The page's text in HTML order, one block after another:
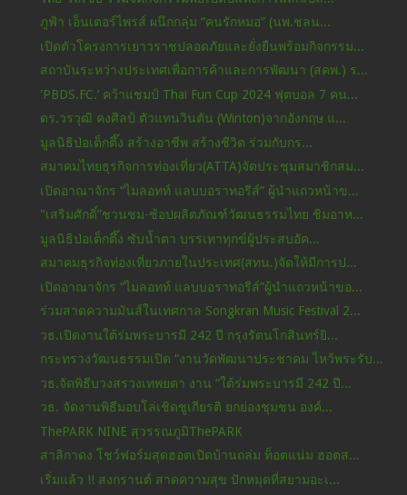
ภูฟ้า เอ็นเตอร์ไพรส์ ผนึกกลุ่ม “คนรักหมอ” (นพ.ชลน...
เปิดตัวโครงการเยาวราชปลอดภัยและยั่งยืนพร้อมกิจกรรม...
สถาบันระหว่างประเทศเพื่อการค้าและการพัฒนา (สคพ.) ร...
'PBDS.FC.’ คว้าแชมป์ Thai Fun Cup 2024 ฟุตบอล 7 คน...
ดร.วรวุฒิ คงศิลป์ ตัวแทนวินตัน (Winton)จากอังกฤษ แ...
มูลนิธิป่อเต็กตึ๊ง สร้างอาชีพ สร้างชีวิต ร่วมกับกร...
สมาคมไทยธุรกิจการท่องเที่ยว(ATTA)จัดประชุมสมาชิกสม...
เปิดอาณาจักร “ไมลอทท์ แลบบอราทอรีส์” ผู้นำแถวหน้าข...
"เสริมศักดิ์”ชวนชม-ช้อปผลิตภัณฑ์วัฒนธรรมไทย ชิมอาห...
มูลนิธิป่อเต็กตึ๊ง ซับน้ำตา บรรเทาทุกข์ผู้ประสบอัค...
สมาคมธุรกิจท่องเที่ยวภายในประเทศ(สทน.)จัดให้มีการป...
เปิดอาณาจักร “ไมลอทท์ แลบบอราทอรีส์”ผู้นำแถวหน้าขอ...
ร่วมสาดความมันส์ในเทศกาล Songkran Music Festival 2...
วธ.เปิดงานใต้ร่มพระบารมี 242 ปี กรุงรัตนโกสินทร์ยิ...
กระทรวงวัฒนธรรมเปิด “งานวัดพัฒนาประชาคม ไหว้พระรับ...
วธ.จัดพิธีบวงสรวงเทพยดา งาน “ใต้ร่มพระบารมี 242 ปี...
วธ. จัดงานพิธีมอบโล่เชิดชูเกียรติ ยกย่องชุมชน องค์...
ThePARK NINE สุวรรณภูมิThePARK
สาลิกาดง โชว์ฟอร์มสุดฮอตเปิดบ้านถล่ม ท็อตแน่ม ฮอตส...
เริ่มแล้ว !! สงกรานต์ สาดความสุข ปักหมุดที่สยามอะเ...